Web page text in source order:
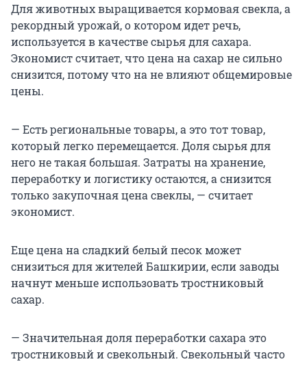
Для животных выращивается кормовая свекла, а
рекордный урожай, о котором идет речь,
используется в качестве сырья для сахара.
Экономист считает, что цена на сахар не сильно
снизится, потому что на не влияют общемировые
цены.
— Есть региональные товары, а это тот товар,
который легко перемещается. Доля сырья для
него не такая большая. Затраты на хранение,
переработку и логистику остаются, а снизится
только закупочная цена свеклы, — считает
экономист.
Еще цена на сладкий белый песок может
снизиться для жителей Башкирии, если заводы
начнут меньше использовать тростниковый
сахар.
— Значительная доля переработки сахара это
тростниковый и свекольный. Свекольный часто